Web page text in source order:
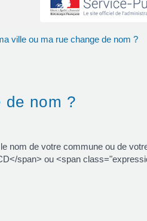
ville ou ma rue change de nom ?
nom ?
nom de votre commune ou de
span> ou <span